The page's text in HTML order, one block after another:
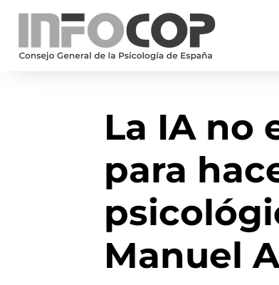
La IA no
para
Manuel